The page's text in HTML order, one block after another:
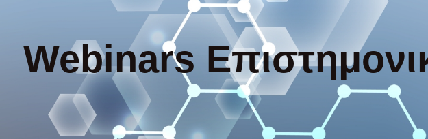
Webinars